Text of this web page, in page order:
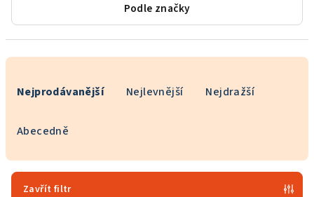
Podle značky
Nejprodávanější Nejlevnější Nejdražší
Abecedně
Zavřít filtr